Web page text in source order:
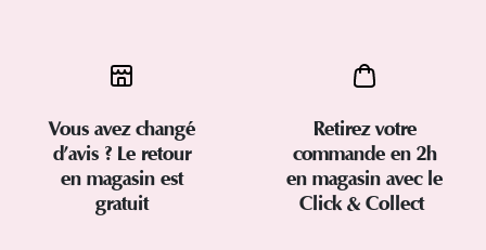
Vous avez changé
d’avis ? Le retour
en magasin est
gratuit
Retirez votre
commande en 2h
en magasin avec le
Click & Collect